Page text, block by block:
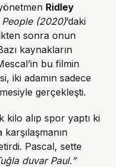
Ridley
(2020)’daki
sonra onun
kaynakların
bu filmin
iki adamın sadece
gerçekleşti.
alıp spor yaptı ki
Pascal, sette
duvar Paul.”